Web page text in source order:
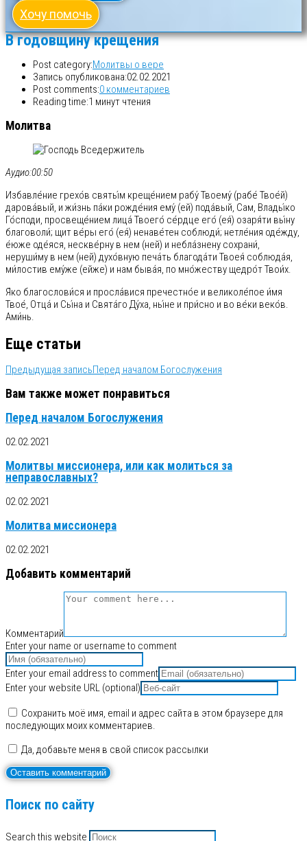
Хочу помочь
В годовщину крещения
Post category:Молитвы о вере
Запись опубликована:02.02.2021
Post comments:0 комментариев
Reading time:1 минут чтения
Молитва
Аудио:00:50
Избавле́ние грехо́в святы́м креще́нием рабу́ Твоему́ (рабе́ Твое́й)
дарова́вый, и жи́знь па́ки рожде́ния ему́ (ей) пода́вый, Сам, Влады́ко
Го́споди, просвеще́нием лица́ Твоего́ се́рдце его́ (ея́) озаря́ти вы́ну
благоволи́; щит ве́ры его́ (ея́) ненаве́тен соблюди́; нетле́ния оде́жду,
е́юже оде́яся, нескве́рну в нем (ней) и небла́знену сохрани́,
неруши́му в нем (ней) духо́вную печа́ть благода́ти Твоея́ соблюда́я,
ми́лостив ему́же (ейже) и нам быва́я, по мно́жеству щедро́т Твои́х.
Я́ко благослови́ся и просла́вися пречестно́е и великоле́пое и́мя
Твое́, Отца́ и Сы́на и Свята́го Ду́ха, ны́не и при́сно и во ве́ки веко́в.
Ами́нь.
Еще статьи
Предыдущая записьПеред началом Богослужения
Вам также может понравиться
Перед началом Богослужения
02.02.2021
Молитвы миссионера, или как молиться за
неправославных?
02.02.2021
Молитва миссионера
02.02.2021
Добавить комментарий
Комментарий
Enter your name or username to comment
Enter your email address to comment
Enter your website URL (optional)
Сохранить моё имя, email и адрес сайта в этом браузере для
последующих моих комментариев.
Да, добавьте меня в свой список рассылки
Поиск по сайту
Search this website